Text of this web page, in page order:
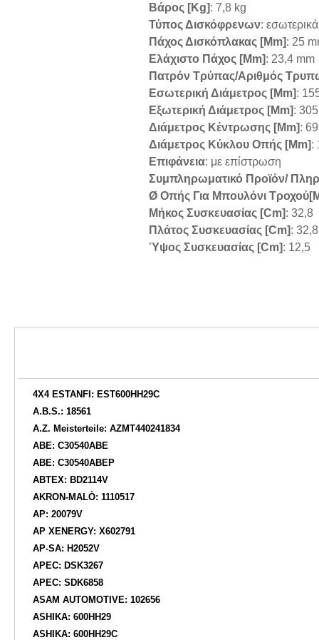
Βάρος [kg]: 7,8 kg
Τύπος Δισκόφρενων:
Πάχος Δισκόπλακας [mm]: 25
Ελάχιστο Πάχος [mm]: 23,4 mm
Πατρόν Τρύπας/αριθμός
Εσωτερική Διάμετρος [mm]:
Εξωτερική Διάμετρος [mm]:
Διάμετρος Κέντρωσης [mm]:
Διάμετρος Κύκλου Οπής [mm]:
Επιφάνεια: με επίστρωση
Συμπληρωματικό Προϊόν/
Ø Οπής Για Μπουλόνι
Μήκος Συσκευασίας [cm]: 32,8
Πλάτος Συσκευασίας [cm]: 32,8
Ύψος Συσκευασίας [cm]: 12,5
4X4 ESTANFI: EST600HH29C
A.B.S.: 18561
A.Z. Meisterteile: AZMT440241834
ABE: C30540ABE
ABE: C30540ABEP
ABTEX: BD2114V
AKRON-MALÒ: 1110517
AP: 20079V
AP XENERGY: X602791
AP-SA: H2052V
APEC: DSK3267
APEC: SDK6858
ASAM AUTOMOTIVE: 102656
ASHIKA: 600HH29
ASHIKA: 600HH29C